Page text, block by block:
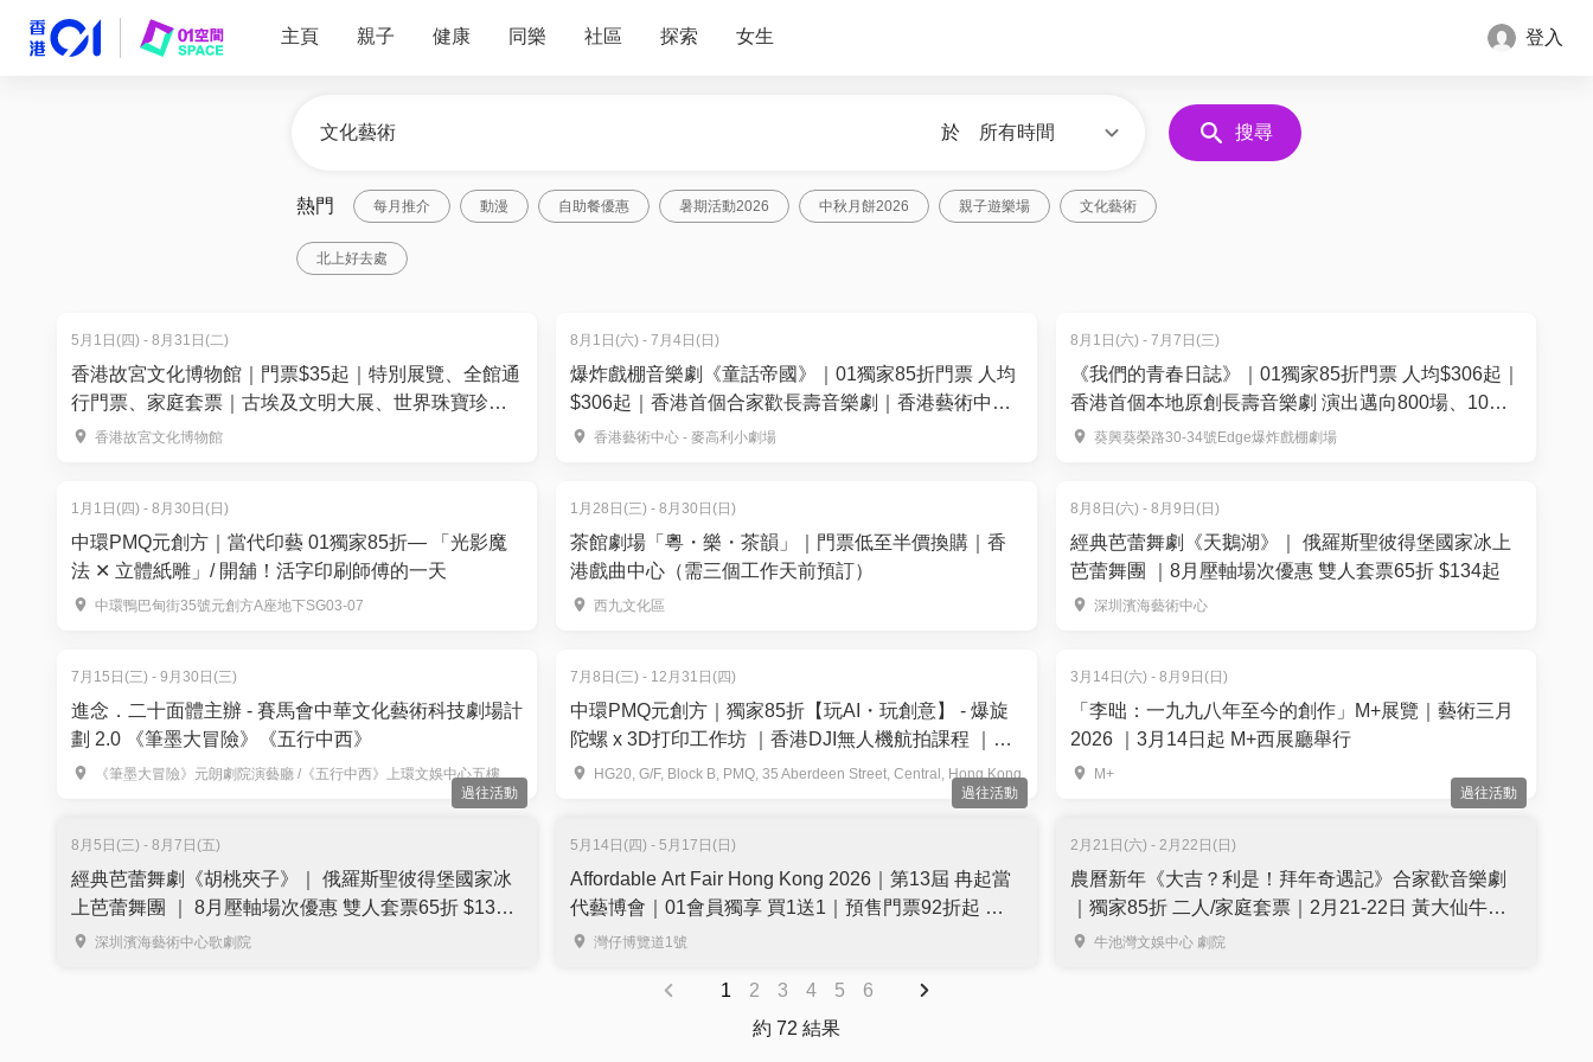
登入
主頁 親子 健康 同樂 社區 探索 女生
於 所有時間 搜尋
熱門 每月推介 動漫 自助餐優惠 暑期活動2026 中秋月餅2026 親子遊樂場 文化藝術
北上好去處
5月1日(四) - 8月31日(二)
香港故宮文化博物館｜門票$35起｜特別展覽、全館通
行門票、家庭套票｜古埃及文明大展、世界珠寶珍藏
展 香港故宮文化博物館
8月1日(六) - 7月4日(日)
爆炸戲棚音樂劇《童話帝國》｜01獨家85折門票 人均
$306起｜香港首個合家歡長壽音樂劇｜香港藝術中心
麥高利小劇場上演
香港藝術中心 - 麥高利小劇場
8月1日(六) - 7月7日(三)
《我們的青春日誌》｜01獨家85折門票 人均$306起｜
香港首個本地原創長壽音樂劇 演出邁向800場、10萬
觀眾入場｜爆炸戲棚劇場
葵興葵榮路30-34號Edge爆炸戲棚劇場
1月1日(四) - 8月30日(日)
中環PMQ元創方｜當代印藝 01獨家85折— 「光影魔
法 ✕ 立體紙雕」/ 開舖！活字印刷師傅的一天
中環鴨巴甸街35號元創方A座地下SG03-07
1月28日(三) - 8月30日(日)
茶館劇場「粵・樂・茶韻」｜門票低至半價換購｜香
港戲曲中心（需三個工作天前預訂）
西九文化區
8月8日(六) - 8月9日(日)
經典芭蕾舞劇《天鵝湖》｜ 俄羅斯聖彼得堡國家冰上
芭蕾舞團 ｜8月壓軸場次優惠 雙人套票65折 $134起
深圳濱海藝術中心
7月15日(三) - 9月30日(三)
進念．二十面體主辦 - 賽馬會中華文化藝術科技劇場計
劃 2.0 《筆墨大冒險》《五行中西》
《筆墨大冒險》元朗劇院演藝廳 /《五行中西》上環文娛中心五樓劇院及六樓展覽廳
7月8日(三) - 12月31日(四)
中環PMQ元創方｜獨家85折【玩AI・玩創意】 - 爆旋
陀螺 x 3D打印工作坊 ｜香港DJI無人機航拍課程 ｜AI
3D打印趣味體驗班
HG20, G/F, Block B, PMQ, 35 Aberdeen Street, Central, Hong Kong
3月14日(六) - 8月9日(日)
「李昢：一九九八年至今的創作」M+展覽｜藝術三月
2026 ｜3月14日起 M+西展廳舉行
M+
過往活動
8月5日(三) - 8月7日(五)
經典芭蕾舞劇《胡桃夾子》｜ 俄羅斯聖彼得堡國家冰
上芭蕾舞團 ｜ 8月壓軸場次優惠 雙人套票65折 $134
起 深圳濱海藝術中心歌劇院
過往活動
5月14日(四) - 5月17日(日)
Affordable Art Fair Hong Kong 2026｜第13屆 冉起當
代藝博會｜01會員獨享 買1送1｜預售門票92折起 小
童免費入場｜5月14至17日 灣仔會展
灣仔博覽道1號
過往活動
2月21日(六) - 2月22日(日)
農曆新年《大吉？利是！拜年奇遇記》合家歡音樂劇
｜獨家85折 二人/家庭套票｜2月21-22日 黃大仙牛池
灣文娛中心劇院上演
牛池灣文娛中心 劇院
1 2 3 4 5
6
約 72 結果